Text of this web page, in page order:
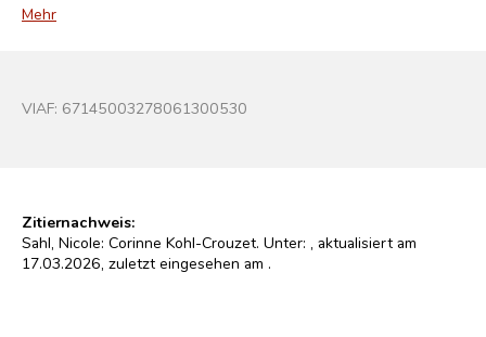
Mehr
VIAF: 67145003278061300530
Zitiernachweis:
Sahl, Nicole: Corinne Kohl-Crouzet. Unter: , aktualisiert am
17.03.2026, zuletzt eingesehen am .